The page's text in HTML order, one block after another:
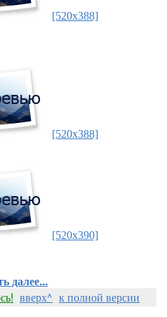
[520x388]
[520x388]
[520x390]
далее...
вверх^ к полной версии